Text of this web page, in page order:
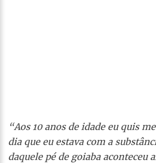
“Aos 10 anos de idade eu quis
dia que eu estava com a
daquele pé de goiaba aconteceu